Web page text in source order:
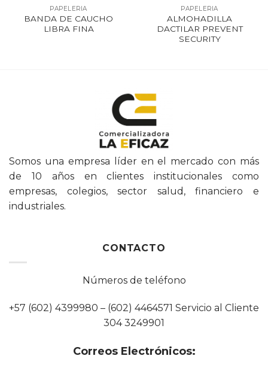
PAPELERIA
BANDA DE CAUCHO
LIBRA FINA
PAPELERIA
ALMOHADILLA
DACTILAR PREVENT
SECURITY
Somos una empresa líder en el mercado con más
de 10 años en clientes institucionales como
empresas, colegios, sector salud, financiero e
industriales.
CONTACTO
Números de teléfono
+57 (602) 4399980 – (602) 4464571 Servicio al Cliente
304 3249901
Correos Electrónicos: